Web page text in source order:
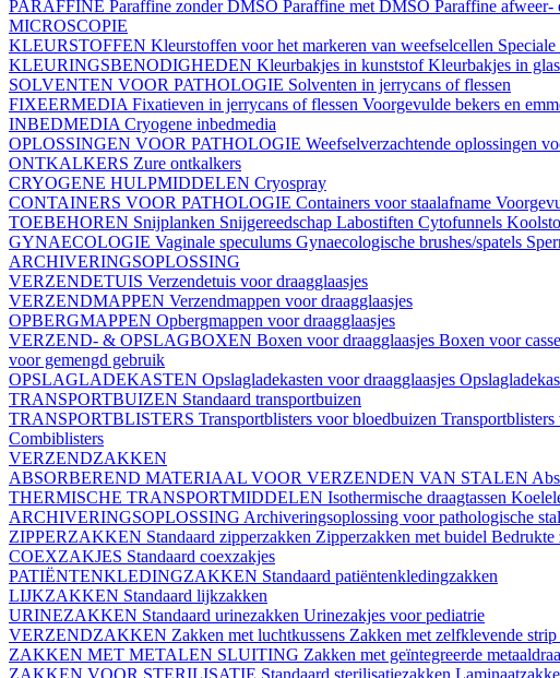
PARAFFINE Paraffine zonder DMSO Paraffine met DMSO Paraffine afweer-
MICROSCOPIE
KLEURSTOFFEN Kleurstoffen voor het markeren van weefselcellen
KLEURINGSBENODIGHEDEN Kleurbakjes in kunststofKleurbakjes in glas
SOLVENTEN VOOR PATHOLOGIE Solventen in jerrycans of flessen
FIXEERMEDIA Fixatieven in jerrycans of flessen Voorgevulde bekers en
INBEDMEDIA Cryogene inbedmedia
OPLOSSINGEN VOOR PATHOLOGIE Weefselverzachtende oplossingen
ONTKALKERS Zure ontkalkers
CRYOGENE HULPMIDDELEN Cryospray
CONTAINERS VOOR PATHOLOGIE Containers voor staalafname
TOEBEHOREN Snijplanken Snijgereedschap Labostiften Cytofunnels
GYNAECOLOGIE Vaginale speculums Gynaecologische brushes/spatels
ARCHIVERINGSOPLOSSING
VERZENDETUIS Verzendetuis voor draagglaasjes
VERZENDMAPPEN Verzendmappen voor draagglaasjes
OPBERGMAPPEN Opbergmappen voor draagglaasjes
VERZEND- & OPSLAGBOXEN Boxen voor draagglaasjes Boxen voor
voor gemengd gebruik
OPSLAGLADEKASTEN Opslagladekasten voor draagglaasjes
TRANSPORTBUIZEN Standaard transportbuizen
TRANSPORTBLISTERS Transportblisters voor bloedbuizen
Combiblisters
VERZENDZAKKEN
ABSORBEREND MATERIAAL VOOR VERZENDEN VAN STALEN
THERMISCHE TRANSPORTMIDDELEN Isothermische draagtassen
ARCHIVERINGSOPLOSSING Archiveringsoplossing voor pathologische
ZIPPERZAKKEN Standaard zipperzakken Zipperzakken met buidel Bedrukte
COEXZAKJES Standaard coexzakjes
PATIËNTENKLEDINGZAKKEN Standaard patiëntenkledingzakken
LIJKZAKKEN Standaard lijkzakken
URINEZAKKEN Standaard urinezakken Urinezakjes voor pediatrie
VERZENDZAKKEN Zakken met luchtkussens Zakken met zelfklevende strip
ZAKKEN MET METALEN SLUITING Zakken met geïntegreerde
ZAKKEN VOOR STERILISATIE Standaard sterilisatiezakken